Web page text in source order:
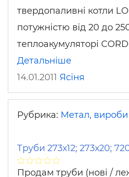
твердопаливні котли
потужністю від 20 до
теплоакумуляторі
Детальніше
14.01.2011 Ясіня
Рубрика: Метал,
Труби 273х12; 273х20;
Продам труби (нові /